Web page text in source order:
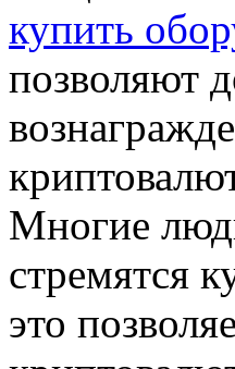
купить
позволяют
Многие
стремятся
это